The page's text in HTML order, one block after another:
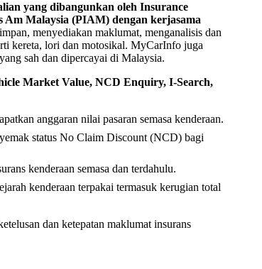
yang dibangunkan oleh Insurance
Am Malaysia (PIAM) dengan kerjasama
menyediakan maklumat, menganalisis dan
kereta, lori dan motosikal. MyCarInfo juga
sah dan dipercayai di Malaysia.
Market Value, NCD Enquiry, I-Search,
anggaran nilai pasaran semasa kenderaan.
status No Claim Discount (NCD) bagi
kenderaan semasa dan terdahulu.
kenderaan terpakai termasuk kerugian total
dan ketepatan maklumat insurans